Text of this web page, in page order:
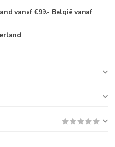
vanaf €99.- België vanaf